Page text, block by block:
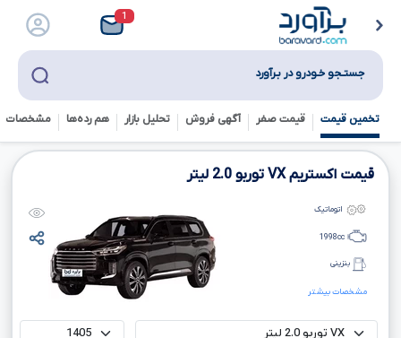
1
جستـجو خـودرو در بـرآورد
تخمین قیمت قیمت صفر آگهی فروش تحلیل بازار هم رده‌ها‌ مشخصات
قیمت اکستریمVX توربو 2.0 لیتر
مشخصات بیشتر
اتوماتیک
1998cc
بنزینی